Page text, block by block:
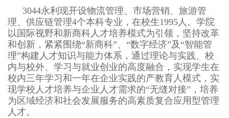
3044永利现开设物流管理、市场营销、旅游管
理、供应链管理4个本科专业，在校生1995人。学院
以国际视野和新商科人才培养模式为引领，坚持改革
和创新，紧紧围绕“新商科”、“数字经济”及“智能管
理”构建人才知识与能力体系，通过理论与实践、校
内与校外、学习与就业创业的高度融合，实现学生在
校内三年学习和一年在企业实践的产教育人模式，实
现学校人才培养与企业人才需求的“无缝对接”，培养
为区域经济和社会发展服务的高素质复合应用型管理
人才。